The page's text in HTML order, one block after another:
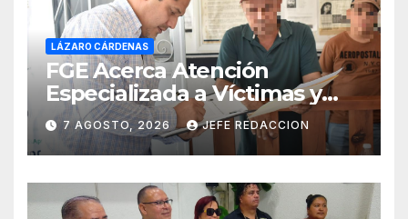
LÁZARO CÁRDENAS
FGE Acerca Atención
Especializada a Víctimas y
Ciudadanía de Coalcomán
7 AGOSTO, 2026 JEFE REDACCION